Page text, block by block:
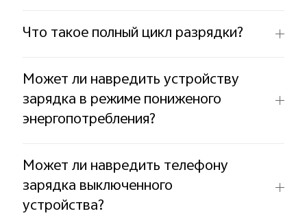
Что такое полный цикл разрядки?
Может ли навредить устройству
зарядка в режиме пониженого
энергопотребления?
Может ли навредить телефону
зарядка выключенного
устройства?